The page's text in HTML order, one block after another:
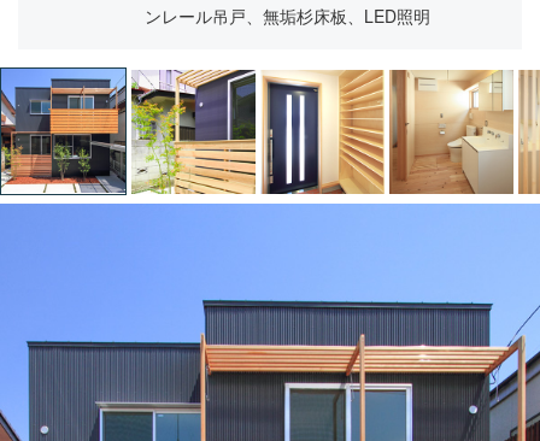
ンレール吊戸、無垢杉床板、LED照明